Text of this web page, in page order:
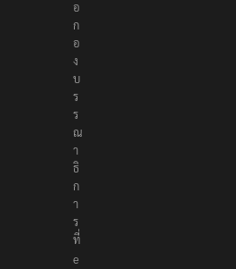
ด
ต่
อ
ก
อ
ง
บ
ร
ร
ณ
า
ธิ
ก
า
ร